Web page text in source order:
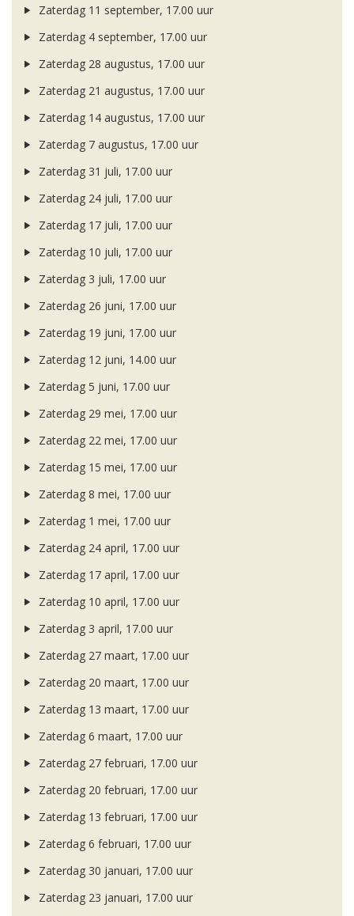
Zaterdag 11 september, 17.00 uur
Zaterdag 4 september, 17.00 uur
Zaterdag 28 augustus, 17.00 uur
Zaterdag 21 augustus, 17.00 uur
Zaterdag 14 augustus, 17.00 uur
Zaterdag 7 augustus, 17.00 uur
Zaterdag 31 juli, 17.00 uur
Zaterdag 24 juli, 17.00 uur
Zaterdag 17 juli, 17.00 uur
Zaterdag 10 juli, 17.00 uur
Zaterdag 3 juli, 17.00 uur
Zaterdag 26 juni, 17.00 uur
Zaterdag 19 juni, 17.00 uur
Zaterdag 12 juni, 14.00 uur
Zaterdag 5 juni, 17.00 uur
Zaterdag 29 mei, 17.00 uur
Zaterdag 22 mei, 17.00 uur
Zaterdag 15 mei, 17.00 uur
Zaterdag 8 mei, 17.00 uur
Zaterdag 1 mei, 17.00 uur
Zaterdag 24 april, 17.00 uur
Zaterdag 17 april, 17.00 uur
Zaterdag 10 april, 17.00 uur
Zaterdag 3 april, 17.00 uur
Zaterdag 27 maart, 17.00 uur
Zaterdag 20 maart, 17.00 uur
Zaterdag 13 maart, 17.00 uur
Zaterdag 6 maart, 17.00 uur
Zaterdag 27 februari, 17.00 uur
Zaterdag 20 februari, 17.00 uur
Zaterdag 13 februari, 17.00 uur
Zaterdag 6 februari, 17.00 uur
Zaterdag 30 januari, 17.00 uur
Zaterdag 23 januari, 17.00 uur